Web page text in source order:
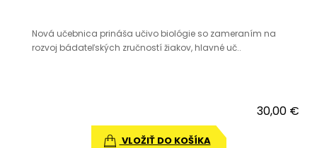
Nová učebnica prináša učivo biológie so zameraním na
rozvoj bádateľských zručností žiakov, hlavné uč..
30,00 €
VLOŽIŤ DO KOŠÍKA